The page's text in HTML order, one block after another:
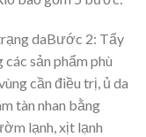
daBước 2: Tẩy
sản phẩm phù
cần điều trị, ủ da
tàn nhan bằng
lạnh, xịt lạnh